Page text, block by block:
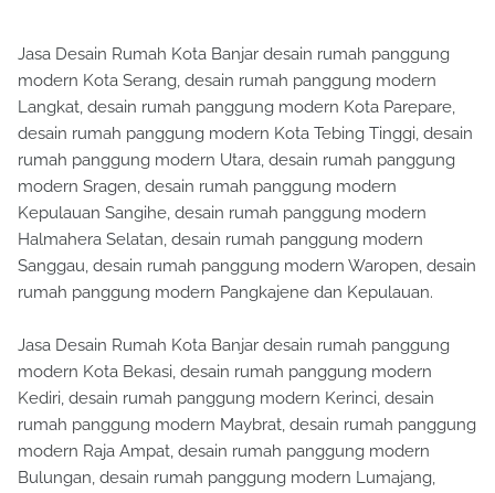
Jasa Desain Rumah Kota Banjar desain rumah panggung
modern Kota Serang, desain rumah panggung modern
Langkat, desain rumah panggung modern Kota Parepare,
desain rumah panggung modern Kota Tebing Tinggi, desain
rumah panggung modern Utara, desain rumah panggung
modern Sragen, desain rumah panggung modern
Kepulauan Sangihe, desain rumah panggung modern
Halmahera Selatan, desain rumah panggung modern
Sanggau, desain rumah panggung modern Waropen, desain
rumah panggung modern Pangkajene dan Kepulauan.
Jasa Desain Rumah Kota Banjar desain rumah panggung
modern Kota Bekasi, desain rumah panggung modern
Kediri, desain rumah panggung modern Kerinci, desain
rumah panggung modern Maybrat, desain rumah panggung
modern Raja Ampat, desain rumah panggung modern
Bulungan, desain rumah panggung modern Lumajang,